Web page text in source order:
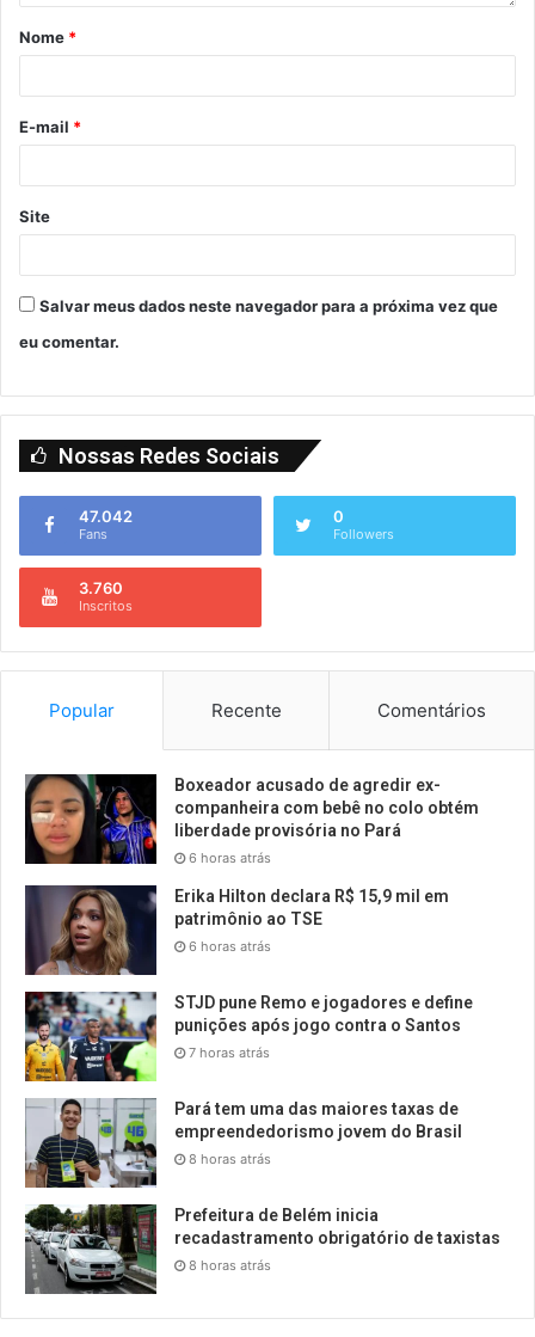
Nome *
E-mail *
Site
Salvar meus dados neste navegador para a próxima vez que
eu comentar.
Nossas Redes Sociais
47.042
Fans
0
Followers
3.760
Inscritos
Popular Recente Comentários
Boxeador acusado de agredir ex-
companheira com bebê no colo obtém
liberdade provisória no Pará
6 horas atrás
Erika Hilton declara R$ 15,9 mil em
patrimônio ao TSE
6 horas atrás
STJD pune Remo e jogadores e define
punições após jogo contra o Santos
7 horas atrás
Pará tem uma das maiores taxas de
empreendedorismo jovem do Brasil
8 horas atrás
Prefeitura de Belém inicia
recadastramento obrigatório de taxistas
8 horas atrás